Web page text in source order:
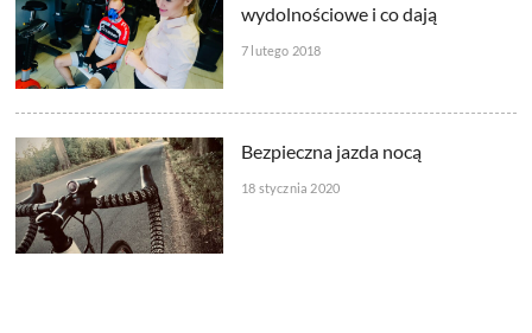
wydolnościowe i co dają
7 lutego 2018
Bezpieczna jazda nocą
18 stycznia 2020